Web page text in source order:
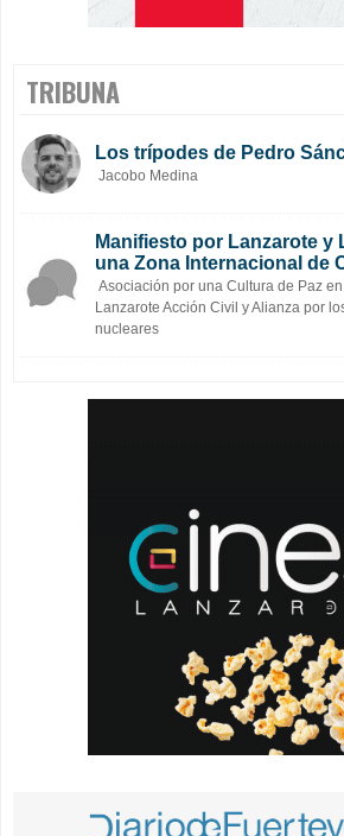
TRIBUNA
Los trípodes de Pedro
Jacobo Medina
Manifiesto por Lanzarote y
una Zona Internacional de
Asociación por una Cultura de Paz
Lanzarote Acción Civil y Alianza por
nucleares